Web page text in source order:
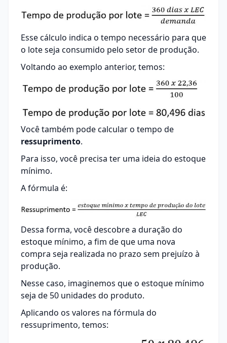
Esse cálculo indica o tempo necessário para que
o lote seja consumido pelo setor de produção.
Voltando ao exemplo anterior, temos:
Você também pode calcular o tempo de
ressuprimento.
Para isso, você precisa ter uma ideia do estoque
mínimo.
A fórmula é:
Dessa forma, você descobre a duração do
estoque mínimo, a fim de que uma nova
compra seja realizada no prazo sem prejuízo à
produção.
Nesse caso, imaginemos que o estoque mínimo
seja de 50 unidades do produto.
Aplicando os valores na fórmula do
ressuprimento, temos: